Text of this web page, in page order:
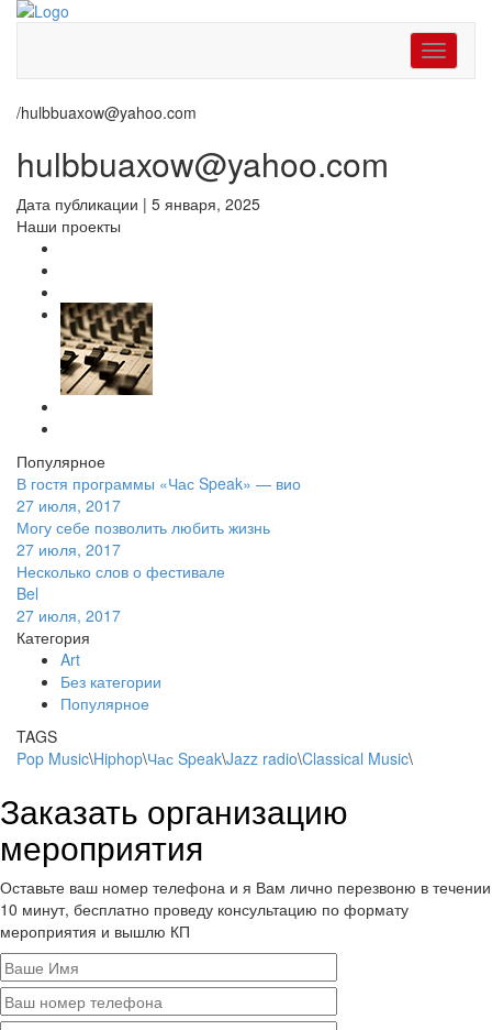
Toggle
/hulbbuaxow@yahoo.com
hulbbuaxow@yahoo.com
Дата публикации | 5 января, 2025
Наши проекты
Популярное
В гостя программы «Час Speak» — вио
27 июля, 2017
Могу себе позволить любить жизнь
27 июля, 2017
Несколько слов о фестивале
Bel
27 июля, 2017
Категория
Art
Без категории
Популярное
TAGS
Pop Music\Hiphop\Час Speak\Jazz radio\Classical Music\
Заказать организацию
мероприятия
Оставьте ваш номер телефона и я Вам лично перезвоню в течении
10 минут, бесплатно проведу консультацию по формату
мероприятия и вышлю КП